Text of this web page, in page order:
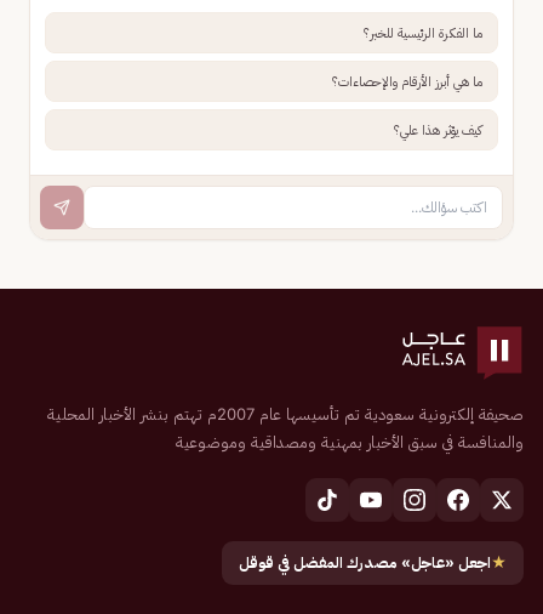
ما الفكرة الرئيسية للخبر؟
ما هي أبرز الأرقام والإحصاءات؟
كيف يؤثر هذا علي؟
صحيفة إلكترونية سعودية تم تأسيسها عام 2007م تهتم بنشر الأخبار المحلية
والمنافسة في سبق الأخبار بمهنية ومصداقية وموضوعية
★اجعل «عاجل» مصدرك المفضل في قوقل